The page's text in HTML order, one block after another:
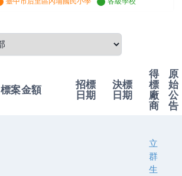
標案金額
招標
日期
決標
日期
得
標
廠
商
原
始
公
告
立
群
生